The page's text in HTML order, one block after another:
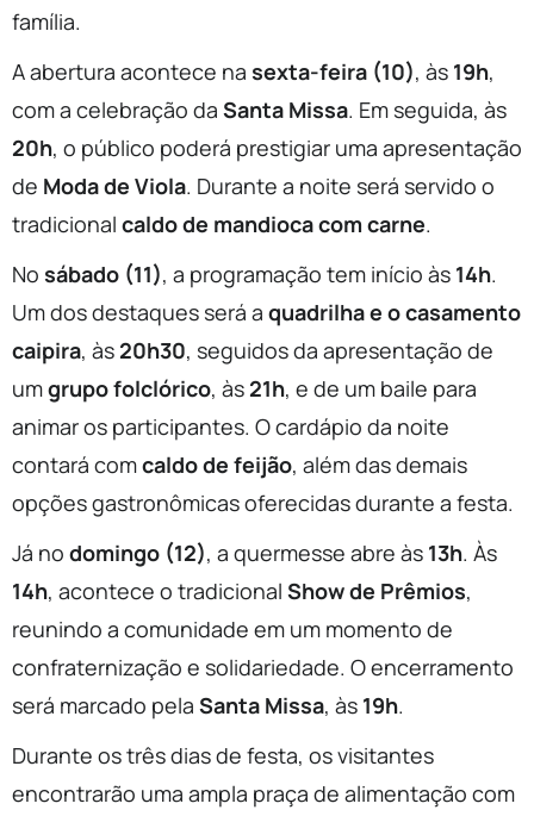
família.
A abertura acontece na sexta-feira (10), às 19h,
com a celebração da Santa Missa. Em seguida, às
20h, o público poderá prestigiar uma apresentação
de Moda de Viola. Durante a noite será servido o
tradicional caldo de mandioca com carne.
No sábado (11), a programação tem início às 14h.
Um dos destaques será a quadrilha e o casamento
caipira, às 20h30, seguidos da apresentação de
umgrupo folclórico, às 21h, e de um baile para
animar os participantes. O cardápio da noite
contará comcaldo de feijão, além das demais
opções gastronômicas oferecidas durante a festa.
Já no domingo (12), a quermesse abre às 13h. Às
14h, acontece o tradicional Show de Prêmios,
reunindo a comunidade em um momento de
confraternização e solidariedade. O encerramento
será marcado pela Santa Missa, às 19h.
Durante os três dias de festa, os visitantes
encontrarão uma ampla praça de alimentação com